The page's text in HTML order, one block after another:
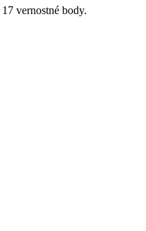
17 vernostné body.